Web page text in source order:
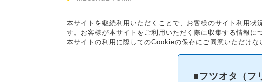
本サイトを継続利用いただくことで、お客様のサイト利用
す。お客様が本サイトをご利用いただく際に収集する情報に
本サイトの利用に際してのCookieの保存にご同意いただけな
■フツオタ（フ